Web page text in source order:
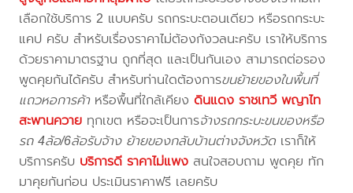
เลือกใช้บริการ 2 แบบครับ รถกระบะตอนเดียว หรือรถกระบะ
แคป ครับ สำหรับเรื่องราคาไม่ต้องกังวลนะครับ เราให้บริการ
ด้วยราคามาตรฐาน ถูกที่สุด และเป็นกันเอง สามารถต่อรอง
พูดคุยกันได้ครับ สำหรับท่านใดต้องการขนย้ายของในพื้นที่
แถวหอการค้าหรือพื้นที่ใกล้เคียงดินแดง ราชเทวี พญาไท
สะพานควาย ทุกเขต หรือจะเป็นการจ้างรถกระบะขนของหรือ
รถ 4ล้อ/6ล้อรับจ้าง ย้ายของกลับบ้านต่างจังหวัด เราก็ให้
บริการครับ บริการดี ราคาไม่แพง สนใจสอบถาม พูดคุย ทัก
มาคุยกันก่อน ประเมินราคาฟรี เลยครับ